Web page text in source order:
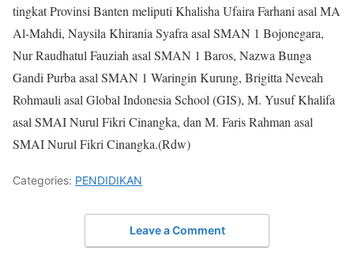
tingkat Provinsi Banten meliputi Khalisha Ufaira Farhani asal MA
Al-Mahdi, Naysila Khirania Syafra asal SMAN 1 Bojonegara,
Nur Raudhatul Fauziah asal SMAN 1 Baros, Nazwa Bunga
Gandi Purba asal SMAN 1 Waringin Kurung, Brigitta Neveah
Rohmauli asal Global Indonesia School (GIS), M. Yusuf Khalifa
asal SMAI Nurul Fikri Cinangka, dan M. Faris Rahman asal
SMAI Nurul Fikri Cinangka.(Rdw)
Categories: PENDIDIKAN
Leave a Comment